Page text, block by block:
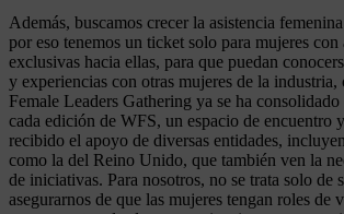
Además, buscamos crecer la asistencia
por eso tenemos un ticket solo para mujeres con
exclusivas hacia ellas, para que puedan
y experiencias con otras mujeres de la industria,
Female Leaders Gathering ya se ha
cada edición de WFS, un espacio de encuentro
recibido el apoyo de diversas entidades,
como la del Reino Unido, que también ven la
de iniciativas. Para nosotros, no se trata solo de
asegurarnos de que las mujeres tengan roles de